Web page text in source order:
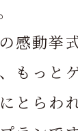
感動挙
もっと
とらわ